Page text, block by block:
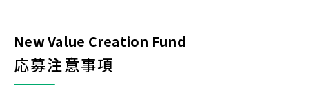
New Value Creation Fund
応募注意事項